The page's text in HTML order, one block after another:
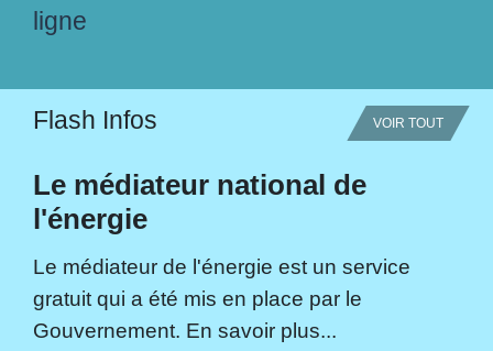
ligne
Flash Infos VOIR TOUT
Le médiateur national de
l'énergie
Le médiateur de l'énergie est un service
gratuit qui a été mis en place par le
Gouvernement. En savoir plus...